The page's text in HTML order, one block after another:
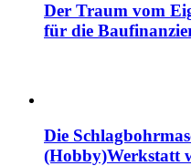
Der Traum vom
für die
Die
(Hobby)Werkstatt